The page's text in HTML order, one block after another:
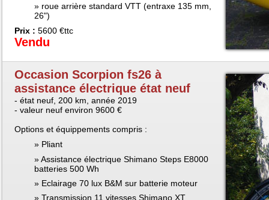
roue arrière standard VTT (entraxe 135 mm,
26")
Prix : 5600 €ttc
Vendu
Occasion Scorpion fs26 à
assistance électrique état neuf
- état neuf, 200 km, année 2019
- valeur neuf environ 9600 €
Options et équippements compris :
Pliant
Assistance électrique Shimano Steps E8000
batteries 500 Wh
Eclairage 70 lux B&M sur batterie moteur
Transmission 11 vitesses Shimano XT